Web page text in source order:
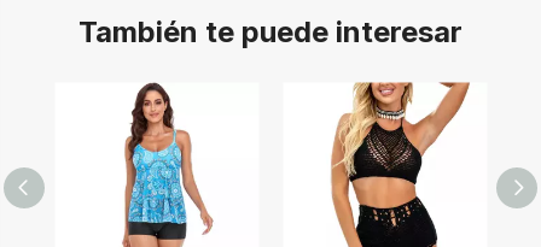
También te puede interesar